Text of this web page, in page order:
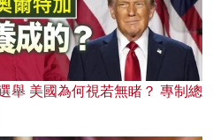
舉 美國為何視若無睹？ 專制總